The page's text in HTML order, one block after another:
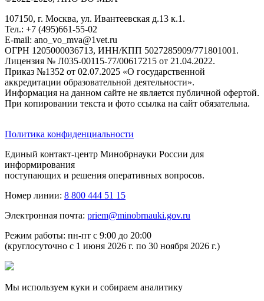
107150, г. Москва, ул. Ивантеевская д.13 к.1.
Тел.: +7 (495)661-55-02
E-mail: ano_vo_mva@1vet.ru
ОГРН 1205000036713, ИНН/КПП 5027285909/771801001.
Лицензия № Л035-00115-77/00617215 от 21.04.2022.
Приказ №1352 от 02.07.2025 «О государственной
аккредитации образовательной деятельности».
Информация на данном сайте не является публичной офертой.
При копировании текста и фото ссылка на сайт обязательна.
Политика конфиденциальности
Единый контакт-центр Минобрнауки России для
информирования
поступающих и решения оперативных вопросов.
Номер линии: 8 800 444 51 15
Электронная почта: priem@minobrnauki.gov.ru
Режим работы: пн-пт с 9:00 до 20:00
(круглосуточно с 1 июня 2026 г. по 30 ноября 2026 г.)
Мы используем куки и собираем аналитику